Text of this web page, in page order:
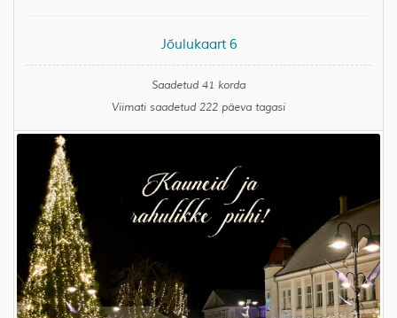
Jõulukaart 6
Saadetud 41 korda
Viimati saadetud 222 päeva tagasi